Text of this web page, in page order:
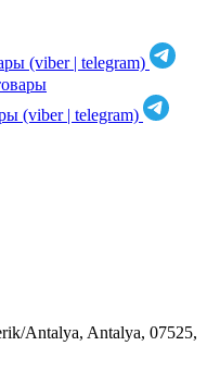
(viber | telegram)
(viber | telegram)
Antalya, Antalya, 07525,